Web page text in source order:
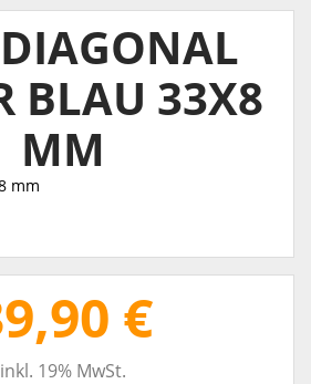
BLAU 33X8
MM
mm
€
inkl. 19% MwSt.